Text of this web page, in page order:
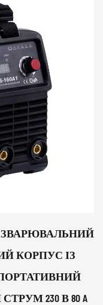
ЗВАРЮВАЛЬНИЙ
КОРПУС ІЗ
230 В 80 A